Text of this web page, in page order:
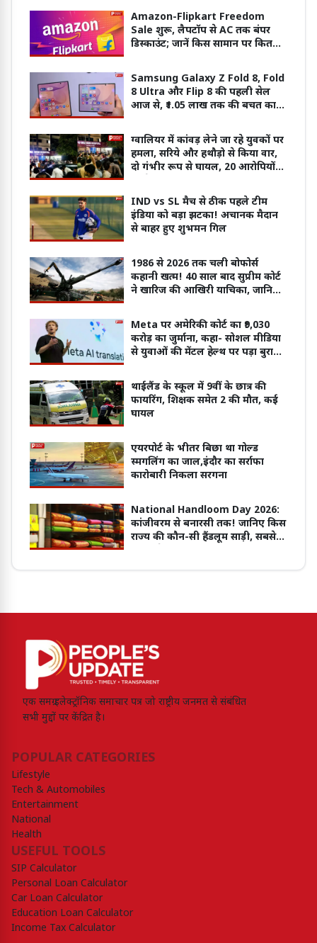
Amazon-Flipkart Freedom
Sale शुरू, लैपटॉप से AC तक बंपर
डिस्काउंट; जानें किस सामान पर कितनी
Samsung Galaxy Z Fold 8, Fold
8 Ultra और Flip 8 की पहली सेल
आज से, ₹1.05 लाख तक की बचत का
ग्वालियर में कांवड़ लेने जा रहे युवकों पर
हमला, सरिये और हथौड़ो से किया वार,
दो गंभीर रूप से घायल, 20 आरोपियों
IND vs SL मैच से ठीक पहले टीम
इंडिया को बड़ा झटका! अचानक मैदान
से बाहर हुए शुभमन गिल
1986 से 2026 तक चली बोफोर्स
कहानी खत्म! 40 साल बाद सुप्रीम कोर्ट
ने खारिज की आखिरी याचिका, जानिए
Meta पर अमेरिकी कोर्ट का ₹9,030
करोड़ का जुर्माना, कहा- सोशल मीडिया
से युवाओं की मेंटल हेल्थ पर पड़ा बुरा
थाईलैंड के स्कूल में 9वीं के छात्र की
फायरिंग, शिक्षक समेत 2 की मौत, कई
घायल
एयरपोर्ट के भीतर बिछा था गोल्ड
स्मगलिंग का जाल,इंदौर का सर्राफा
कारोबारी निकला सरगना
National Handloom Day 2026:
कांजीवरम से बनारसी तक! जानिए किस
राज्य की कौन-सी हैंडलूम साड़ी, सबसे
एक समग्र इलेक्ट्रॉनिक समाचार पत्र जो राष्ट्रीय जनमत से संबंधित
सभी मुद्दों पर केंद्रित है।
POPULAR CATEGORIES
Lifestyle
Tech & Automobiles
Entertainment
National
Health
USEFUL TOOLS
SIP Calculator
Personal Loan Calculator
Car Loan Calculator
Education Loan Calculator
Income Tax Calculator